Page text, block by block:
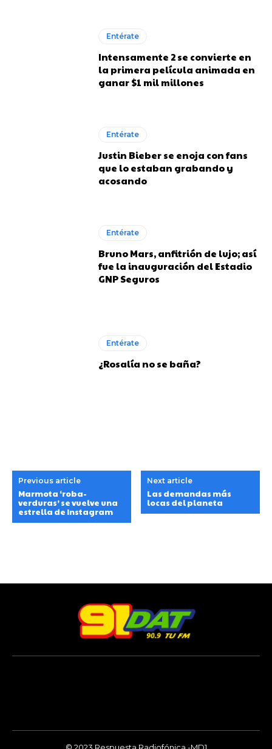
Entérate
Intensamente 2 se convierte en
la primera película animada en
ganar $1 mil millones
Entérate
Justin Bieber se enoja con fans
que lo estaban grabando y
acosando
Entérate
Bruno Mars, anfitrión de lujo; así
fue la inauguración del Estadio
GNP Seguros
Entérate
¿Rosalía no se baña?
Previous article
Marmota ‘roba-
verduras’ se vuelve una
estrella de Instagram
Next article
Las demandas más
locas del planeta